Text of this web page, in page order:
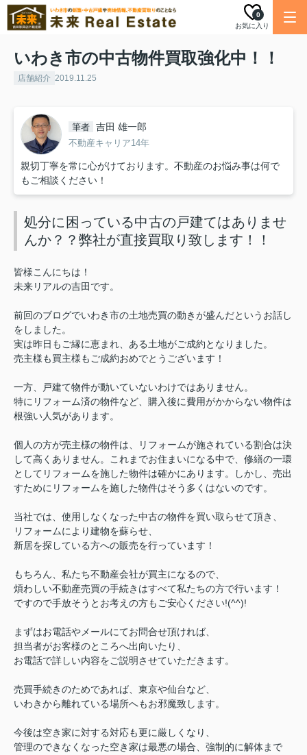
お気に入り
0
いわき市の中古物件買取強化中！！
店舗紹介 2019.11.25
筆者 吉田 雄一郎
不動産キャリア14年
親切丁寧を常に心がけております。不動産のお悩み事は何で
もご相談ください！
処分に困っている中古の戸建てはありませ
んか？？弊社が直接買取り致します！！
皆様こんにちは！
未来リアルの吉田です。
前回のブログでいわき市の土地売買の動きが盛んだというお話し
をしました。
実は昨日もご縁に恵まれ、ある土地がご成約となりました。
売主様も買主様もご成約おめでとうございます！
一方、戸建て物件が動いていないわけではありません。
特にリフォーム済の物件など、購入後に費用がかからない物件は
根強い人気があります。
個人の方が売主様の物件は、リフォームが施されている割合は決
して高くありません。これまでお住まいになる中で、修繕の一環
としてリフォームを施した物件は確かにあります。しかし、売出
すためにリフォームを施した物件はそう多くはないのです。
当社では、使用しなくなった中古の物件を買い取らせて頂き、
リフォームにより建物を蘇らせ、
新居を探している方への販売を行っています！
もちろん、私たち不動産会社が買主になるので、
煩わしい不動産売買の手続きはすべて私たちの方で行います！
ですので手放そうとお考えの方もご安心ください!(^^)!
まずはお電話やメールにてお問合せ頂ければ、
担当者がお客様のところへ出向いたり、
お電話で詳しい内容をご説明させていただきます。
売買手続きのためであれば、東京や仙台など、
いわきから離れている場所へもお邪魔致します。
今後は空き家に対する対応も更に厳しくなり、
管理のできなくなった空き家は最悪の場合、強制的に解体まで